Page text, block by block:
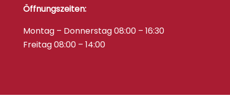
Öffnungszeiten:
Montag – Donnerstag 08:00 – 16:30
Freitag 08:00 – 14:00